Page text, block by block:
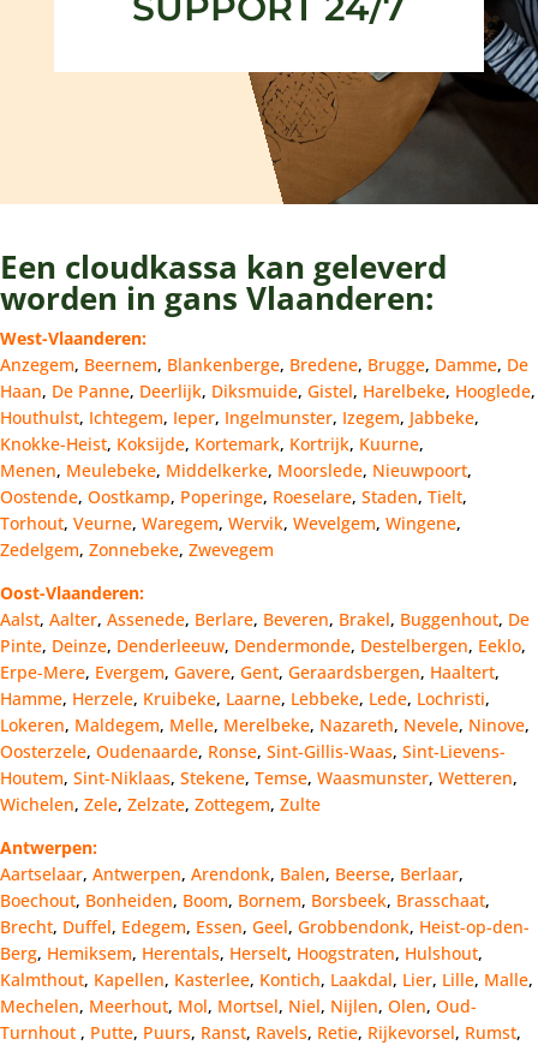
Een cloudkassa kan geleverd
worden in gans Vlaanderen:
West-Vlaanderen:
Anzegem, Beernem, Blankenberge, Bredene, Brugge, Damme, De
Haan, De Panne, Deerlijk, Diksmuide, Gistel, Harelbeke, Hooglede,
Houthulst, Ichtegem, Ieper, Ingelmunster, Izegem, Jabbeke,
Knokke-Heist, Koksijde, Kortemark, Kortrijk, Kuurne,
Menen, Meulebeke, Middelkerke, Moorslede, Nieuwpoort,
Oostende, Oostkamp, Poperinge, Roeselare, Staden, Tielt,
Torhout, Veurne, Waregem, Wervik, Wevelgem, Wingene,
Zedelgem, Zonnebeke, Zwevegem
Oost-Vlaanderen:
Aalst, Aalter, Assenede, Berlare, Beveren, Brakel, Buggenhout, De
Pinte, Deinze, Denderleeuw, Dendermonde, Destelbergen, Eeklo,
Erpe-Mere, Evergem, Gavere, Gent, Geraardsbergen, Haaltert,
Hamme, Herzele, Kruibeke, Laarne, Lebbeke, Lede, Lochristi,
Lokeren, Maldegem, Melle, Merelbeke, Nazareth, Nevele, Ninove,
Oosterzele, Oudenaarde, Ronse, Sint-Gillis-Waas, Sint-Lievens-
Houtem, Sint-Niklaas, Stekene, Temse, Waasmunster, Wetteren,
Wichelen, Zele, Zelzate, Zottegem, Zulte
Antwerpen:
Aartselaar, Antwerpen, Arendonk, Balen, Beerse, Berlaar,
Boechout, Bonheiden, Boom, Bornem, Borsbeek, Brasschaat,
Brecht, Duffel, Edegem, Essen, Geel, Grobbendonk, Heist-op-den-
Berg, Hemiksem, Herentals, Herselt, Hoogstraten, Hulshout,
Kalmthout, Kapellen, Kasterlee, Kontich, Laakdal, Lier, Lille, Malle,
Mechelen, Meerhout, Mol, Mortsel, Niel, Nijlen, Olen, Oud-
Turnhout , Putte, Puurs, Ranst, Ravels, Retie, Rijkevorsel, Rumst,